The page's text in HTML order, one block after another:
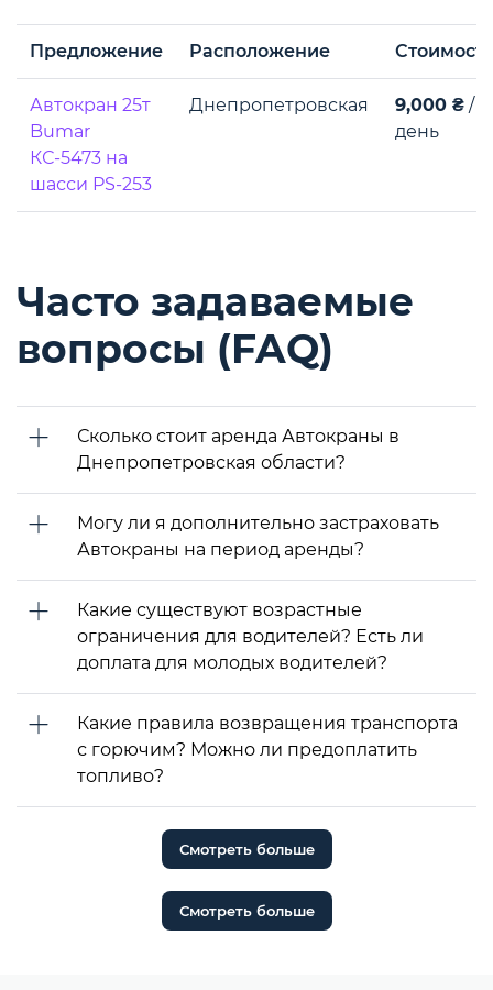
Предложение Расположение Стоимость
Автокран 25т
Bumar
КС-5473 на
шасси PS-253
Днепропетровская 9,000 ₴ /
день
Часто задаваемые
вопросы (FAQ)
Сколько стоит аренда Автокраны в
Днепропетровская области?
Могу ли я дополнительно застраховать
Автокраны на период аренды?
Какие существуют возрастные
ограничения для водителей? Есть ли
доплата для молодых водителей?
Какие правила возвращения транспорта
с горючим? Можно ли предоплатить
топливо?
Смотреть больше
Смотреть больше